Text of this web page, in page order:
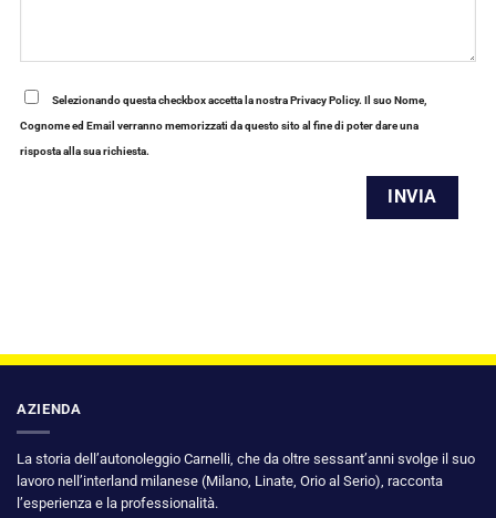
Selezionando questa checkbox accetta la nostra Privacy Policy. Il suo Nome,
Cognome ed Email verranno memorizzati da questo sito al fine di poter dare una
risposta alla sua richiesta.
AZIENDA
La storia dell’autonoleggio Carnelli, che da oltre sessant’anni svolge il suo
lavoro nell’interland milanese (Milano, Linate, Orio al Serio), racconta
l’esperienza e la professionalità.